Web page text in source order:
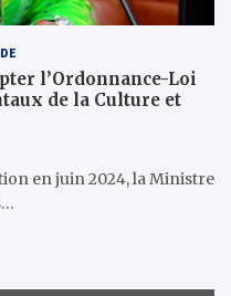
l’Ordonnance-Loi
de la Culture et
en juin 2024, la Ministre